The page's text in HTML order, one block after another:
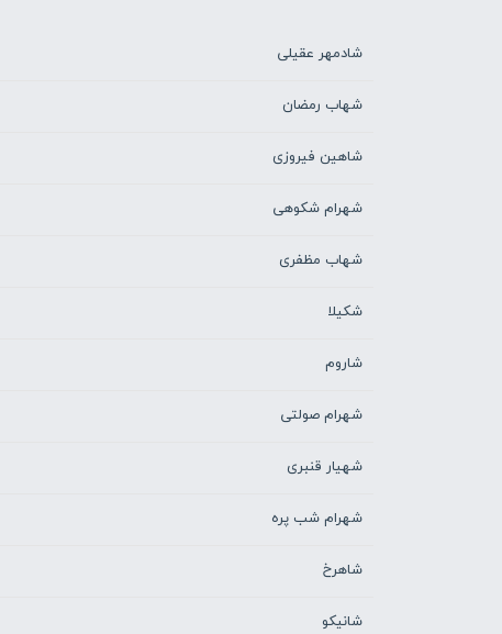
شادمهر عقیلی
شهاب رمضان
شاهین فیروزی
شهرام شکوهی
شهاب مظفری
شکیلا
شاروم
شهرام صولتی
شهیار قنبری
شهرام شب پره
شاهرخ
شانیکو